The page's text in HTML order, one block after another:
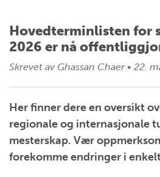
Hovedterminlisten for
2026 er nå
Skrevet av Ghassan Chaer • 22.
Her finner dere en oversikt
regionale og internasjonale
mesterskap. Vær
forekomme endringer i